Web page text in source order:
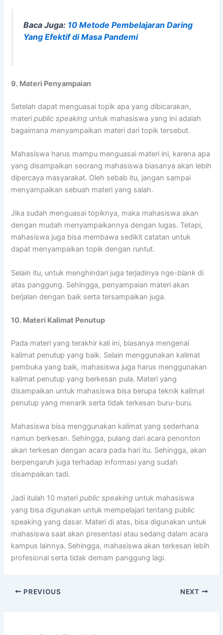
Baca Juga: 10 Metode Pembelajaran Daring
Yang Efektif di Masa Pandemi
9. Materi Penyampaian
Setelah dapat menguasai topik apa yang dibicarakan,
materipublic speaking untuk mahasiswa yang ini adalah
bagaimana menyampaikan materi dari topik tersebut.
Mahasiswa harus mampu menguasai materi ini, karena apa
yang disampaikan seorang mahasiswa biasanya akan lebih
dipercaya masyarakat. Oleh sebab itu, jangan sampai
menyampaikan sebuah materi yang salah.
Jika sudah menguasai topiknya, maka mahasiswa akan
dengan mudah menyampaikannya dengan lugas. Tetapi,
mahasiswa juga bisa membawa sedikit catatan untuk
dapat menyampaikan topik dengan runtut.
Selain itu, untuk menghindari juga terjadinya nge-blank di
atas panggung. Sehingga, penyampaian materi akan
berjalan dengan baik serta tersampaikan juga.
10. Materi Kalimat Penutup
Pada materi yang terakhir kali ini, biasanya mengenai
kalimat penutup yang baik. Selain menggunakan kalimat
pembuka yang baik, mahasiswa juga harus menggunakan
kalimat penutup yang berkesan pula. Materi yang
disampaikan untuk mahasiswa bisa berupa teknik kalimat
penutup yang menarik serta tidak terkesan buru-buru.
Mahasiswa bisa menggunakan kalimat yang sederhana
namun berkesan. Sehingga, pulang dari acara penonton
akan terkesan dengan acara pada hari itu. Sehingga, akan
berpengaruh juga terhadap informasi yang sudah
disampaikan tadi.
Jadi itulah 10 materipublic speaking untuk mahasiswa
yang bisa digunakan untuk mempelajari tentang public
speaking yang dasar. Materi di atas, bisa digunakan untuk
mahasiswa saat akan presentasi atau sedang dalam acara
kampus lainnya. Sehingga, mahasiswa akan terkesan lebih
profesional serta tidak demam panggung lagi.
PREVIOUS NEXT